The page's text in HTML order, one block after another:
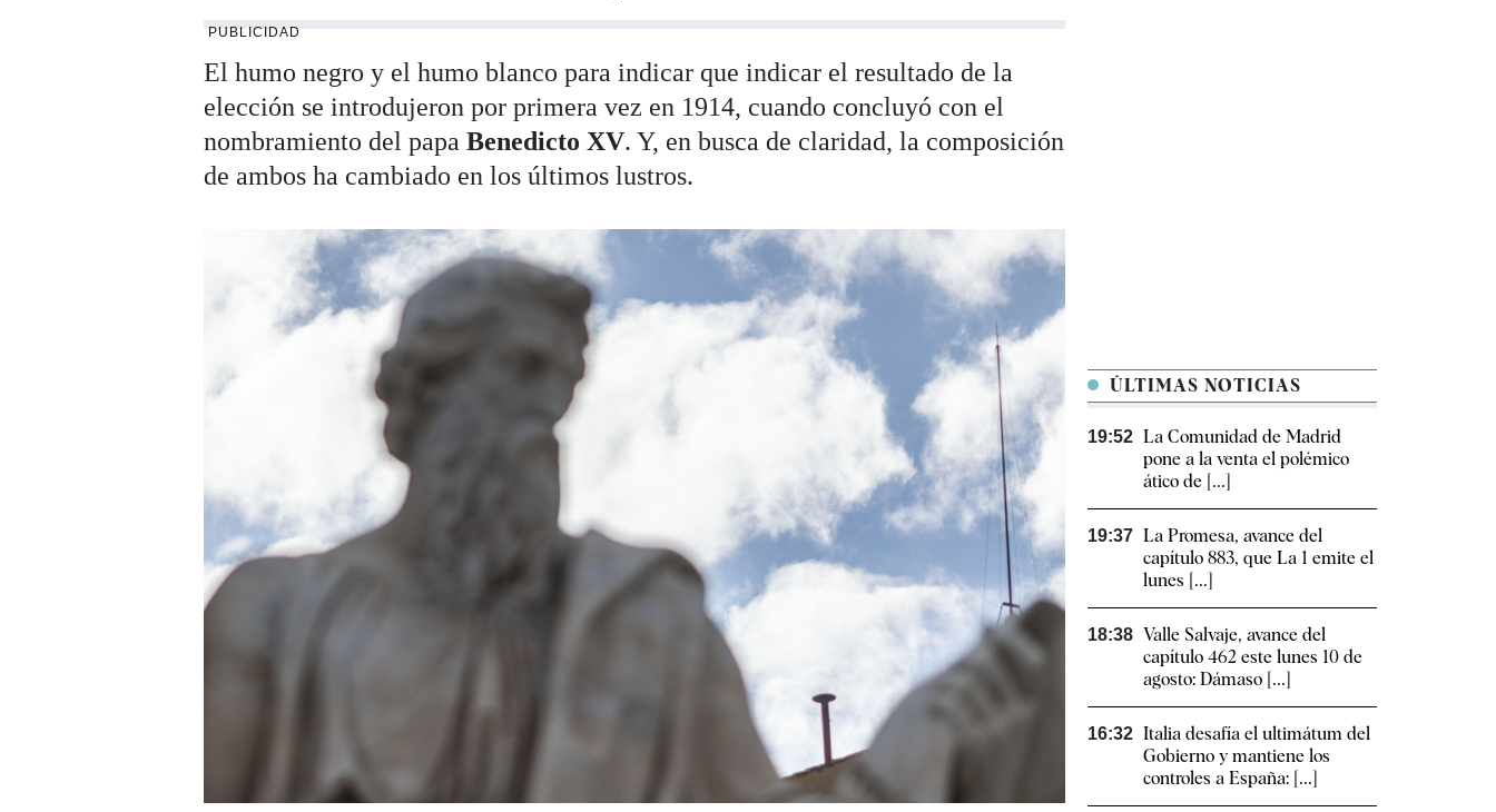
PUBLICIDAD
El humo negro y el humo blanco para indicar que indicar el resultado de la
elección se introdujeron por primera vez en 1914, cuando concluyó con el
nombramiento del papaBenedicto XV. Y, en busca de claridad, la composición
de ambos ha cambiado en los últimos lustros.
ÚLTIMAS NOTICIAS
19:52 La Comunidad de Madrid
pone a la venta el polémico
ático de [...]
19:37 La Promesa, avance del
capítulo 883, que La 1 emite el
lunes [...]
18:38 Valle Salvaje, avance del
capítulo 462 este lunes 10 de
agosto: Dámaso [...]
16:32 Italia desafía el ultimátum del
Gobierno y mantiene los
controles a España: [...]